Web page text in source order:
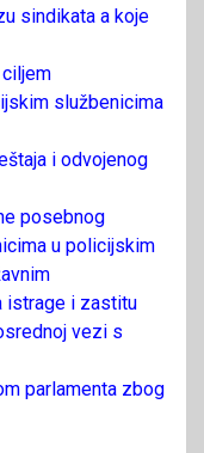
sindikata a koje
službenicima
i odvojenog
posebnog
u policijskim
istrage i zastitu
vezi s
parlamenta zbog